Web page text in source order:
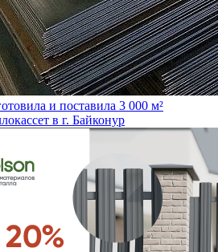
и поставила 3 000 м²
в г. Байконур